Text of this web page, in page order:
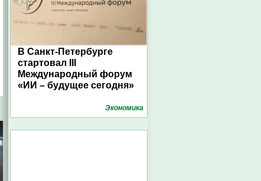
В Санкт-Петербурге
стартовал III
Международный форум
«ИИ – будущее сегодня»
Экономика